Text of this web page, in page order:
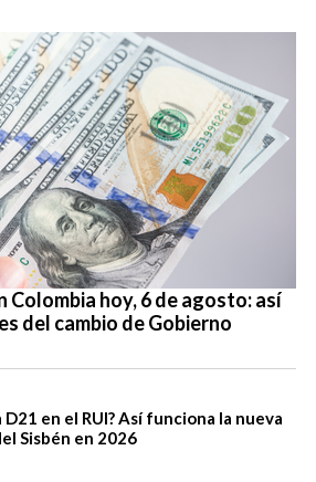
Colombia hoy, 6 de agosto: así
del cambio de Gobierno
en el RUI? Así funciona la nueva
Sisbén en 2026